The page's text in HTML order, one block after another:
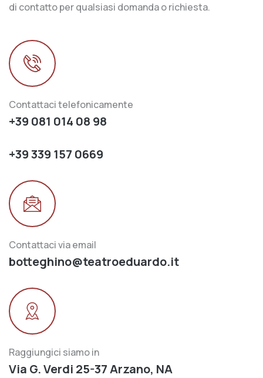
di contatto per qualsiasi domanda o richiesta.
Contattaci telefonicamente
+39 081 014 08 98
+39 339 157 0669
Contattaci via email
botteghino@teatroeduardo.it
Raggiungici siamo in
Via G. Verdi 25-37 Arzano, NA